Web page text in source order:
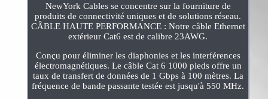
NewYork Cables se concentre sur la fourniture de
produits de connectivité uniques et de solutions réseau.
CÂBLE HAUTE PERFORMANCE : Notre câble Ethernet
extérieur Cat6 est de calibre 23AWG.
Conçu pour éliminer les diaphonies et les interférences
électromagnétiques. Le câble Cat 6 1000 pieds offre un
taux de transfert de données de 1 Gbps à 100 mètres. La
fréquence de bande passante testée est jusqu'à 550 MHz.